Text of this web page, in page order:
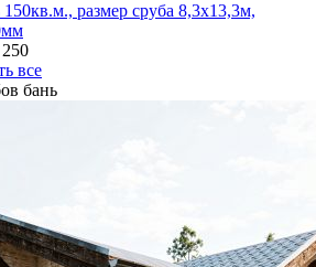
размер сруба 8,3х13,3м,
все
бань